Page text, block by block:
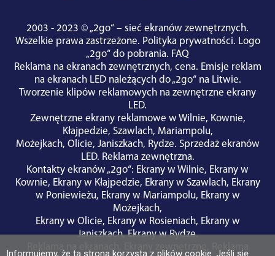
Informujemy, że ta strona korzysta z plików cookie. Jeśli się
2003 - 2023 © „2go“ – sieć ekranów zewnętrznych.
Wszelkie prawa zastrzeżone. Polityka prywatności. Logo
„2go“ do pobrania. FAQ
Reklama na ekranach zewnętrznych, cena. Emisje reklam
na ekranach LED należących do „2go“ na Litwie.
Tworzenie klipów reklamowych na zewnętrzne ekrany
LED.
Zewnętrzne ekrany reklamowe w Wilnie, Kownie,
Kłajpedzie, Szawlach, Mariampolu,
Możejkach, Olicie, Janiszkach, Rydze. Sprzedaż ekranów
LED. Reklama zewnętrzna.
Kontakty ekranów „2go“: Ekrany w Wilnie, Ekrany w
Kownie, Ekrany w Kłajpedzie, Ekrany w Szawlach, Ekrany
w Poniewieżu, Ekrany w Mariampolu, Ekrany w
Możejkach,
Ekrany w Olicie, Ekrany w Rosieniach, Ekrany w
Janiszkach,Ekrany w Rydze.
Reklama